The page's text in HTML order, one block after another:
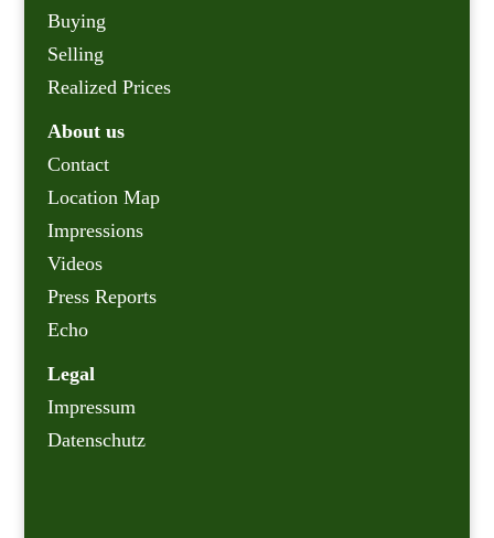
Buying
Selling
Realized Prices
About us
Contact
Location Map
Impressions
Videos
Press Reports
Echo
Legal
Impressum
Datenschutz